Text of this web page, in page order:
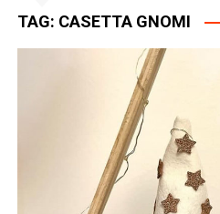
TAG: CASETTA GNOMI